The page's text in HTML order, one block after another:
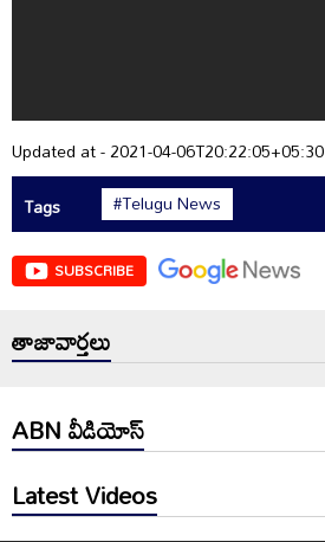
Updated at - 2021-04-06T20:22:05+05:30
Tags
#Telugu News
SUBSCRIBE
తాజావార్తలు
ABN వీడియోస్
Latest Videos